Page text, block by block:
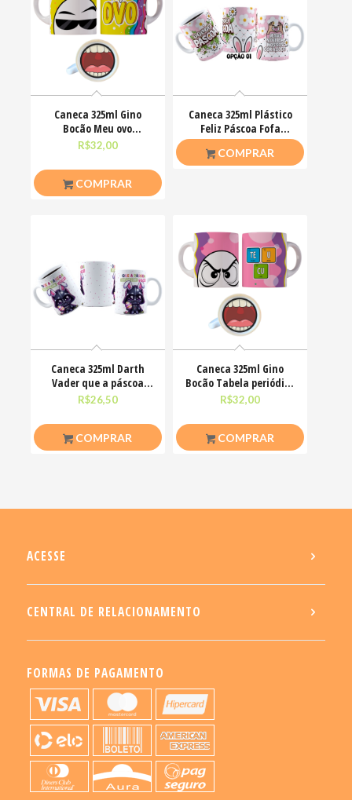
Caneca 325ml Gino
Bocão Meu ovo
Engraçadas Meme
R$32,00
COMPRAR
Caneca 325ml Plástico
Feliz Páscoa Fofa
Coelhinhos Mimos
COMPRAR
Caneca 325ml Darth
Vader que a páscoa
esteja com você
R$26,50
COMPRAR
Caneca 325ml Gino
Bocão Tabela periódica
Teu Cu Engraçadas
R$32,00
COMPRAR
ACESSE
CENTRAL DE RELACIONAMENTO
FORMAS DE PAGAMENTO